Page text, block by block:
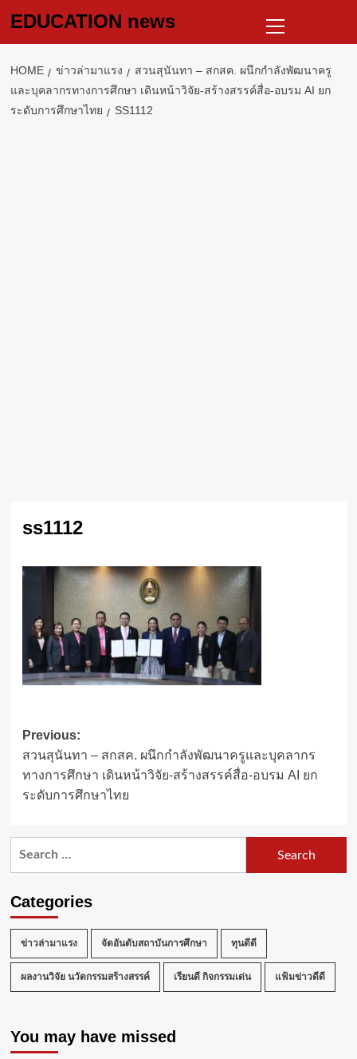
EDUCATION news
Menu
HOME ข่าวล่ามาแรง
สวนสุนันทา – สกสค. ผนึกกำลังพัฒนาครู
และบุคลากรทางการศึกษา เดินหน้าวิจัย-สร้างสรรค์สื่อ-อบรม AI ยก
ระดับการศึกษาไทย
SS1112
ss1112
Post
navigation
Previous:
สวนสุนันทา – สกสค. ผนึกกำลังพัฒนาครูและบุคลากร
ทางการศึกษา เดินหน้าวิจัย-สร้างสรรค์สื่อ-อบรม AI ยก
ระดับการศึกษาไทย
Categories
ข่าวล่ามาแรง จัดอันดับสถาบันการศึกษา ทุนดีดี
ผลงานวิจัย นวัตกรรมสร้างสรรค์ เรียนดี กิจกรรมเด่น แฟ้มข่าวดีดี
You may have missed